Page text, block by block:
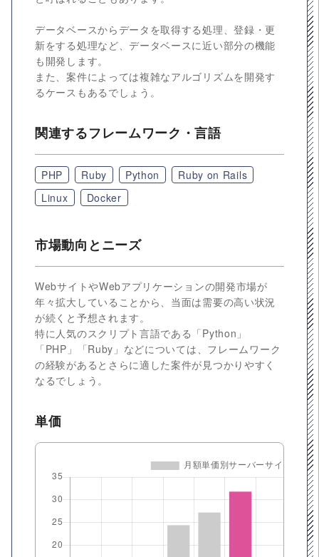
データベースからデータを取得する処理、登録・更
新をする処理など、データベースに近い部分の機能
も開発します。
また、案件によっては複雑なアルゴリズムを開発す
るケースもあるでしょう。
関連するフレームワーク・言語
PHP Ruby Python
Ruby on Rails
Linux
Docker
市場動向とニーズ
WebサイトやWebアプリケーションの開発市場が
年々拡大していることから、当面は需要の高い状況
が続くと予想されます。
特に人気のスクリプト言語である「Python」
「PHP」「Ruby」などについては、フレームワーク
の経験があるとさらに適した案件が見つかりやすく
なるでしょう。
単価